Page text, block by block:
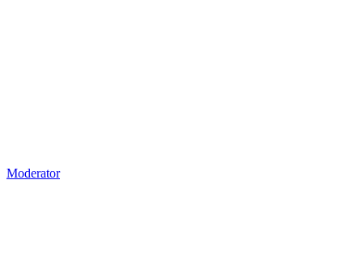
Moderator